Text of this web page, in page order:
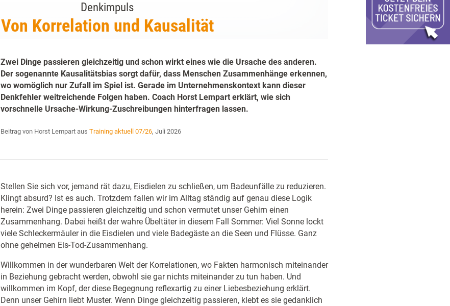
Denkimpuls
Von Korrelation und Kausalität
Zwei Dinge passieren gleichzeitig und schon wirkt eines wie die Ursache des anderen.
Der sogenannte Kausalitätsbias sorgt dafür, dass Menschen Zusammenhänge erkennen,
wo womöglich nur Zufall im Spiel ist. Gerade im Unternehmenskontext kann dieser
Denkfehler weitreichende Folgen haben. Coach Horst Lempart erklärt, wie sich
vorschnelle Ursache-Wirkung-Zuschreibungen hinterfragen lassen.
Beitrag von Horst Lempart aus Training aktuell 07/26, Juli 2026
Stellen Sie sich vor, jemand rät dazu, Eisdielen zu schließen, um Badeunfälle zu reduzieren.
Klingt absurd? Ist es auch. Trotzdem fallen wir im Alltag ständig auf genau diese Logik
herein: Zwei Dinge passieren gleichzeitig und schon vermutet unser Gehirn einen
Zusammenhang. Dabei heißt der wahre Übeltäter in diesem Fall Sommer: Viel Sonne lockt
viele Schleckermäuler in die Eisdielen und viele Badegäste an die Seen und Flüsse. Ganz
ohne geheimen Eis-Tod-Zusammenhang.
Willkommen in der wunderbaren Welt der Korrelationen, wo Fakten harmonisch miteinander
in Beziehung gebracht werden, obwohl sie gar nichts miteinander zu tun haben. Und
willkommen im Kopf, der diese Begegnung reflexartig zu einer Liebesbeziehung erklärt.
Denn unser Gehirn liebt Muster. Wenn Dinge gleichzeitig passieren, klebt es sie gedanklich